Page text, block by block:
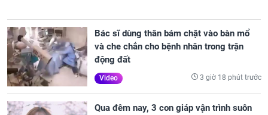
Bác sĩ dùng thân bám chặt vào bàn mổ
và che chắn cho bệnh nhân trong trận
động đất
Video 3 giờ 18 phút trước
Qua đêm nay, 3 con giáp vận trình suôn